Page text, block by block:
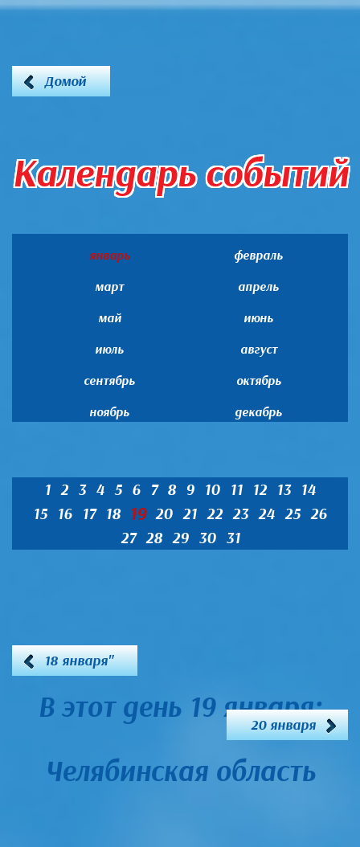
Домой
Календарь событий
январь февраль
март апрель
май июнь
июль август
сентябрь октябрь
ноябрь декабрь
1 2 3 4 5 6 7 8 9 10 11 12 13 14
15 16 17 18 19 20 21 22 23 24 25 26
27 28 29 30 31
18 января"
В этот день 19 января:
20 января
Челябинская область